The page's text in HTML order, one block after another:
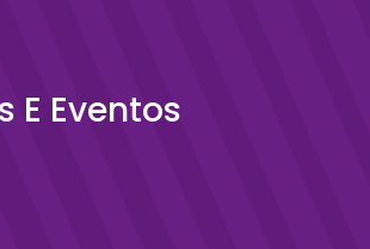
E Eventos